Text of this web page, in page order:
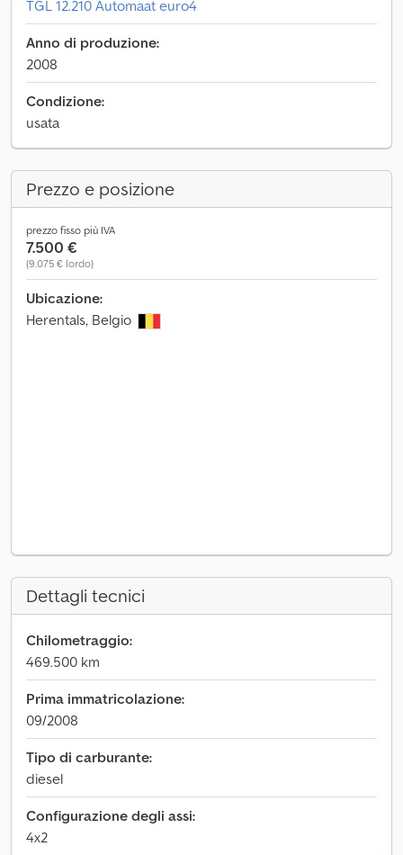
TGL 12.210 Automaat euro4
Anno di produzione:
2008
Condizione:
usata
Prezzo e posizione
prezzo fisso più IVA
7.500 €
(9.075 € lordo)
Ubicazione:
Herentals, Belgio
Dettagli tecnici
Chilometraggio:
469.500 km
Prima immatricolazione:
09/2008
Tipo di carburante:
diesel
Configurazione degli assi:
4x2